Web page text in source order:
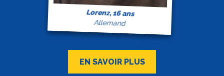
Lorenz, 16 ans
Allemand
EN SAVOIR PLUS